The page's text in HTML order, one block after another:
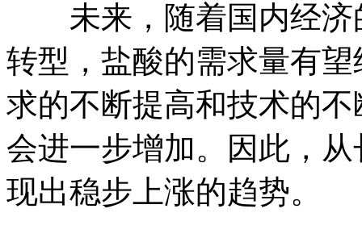
未来，随着国内经济
转型，盐酸的需求量有
求的不断提高和技术的
会进一步增加。因此，
现出稳步上涨的趋势。